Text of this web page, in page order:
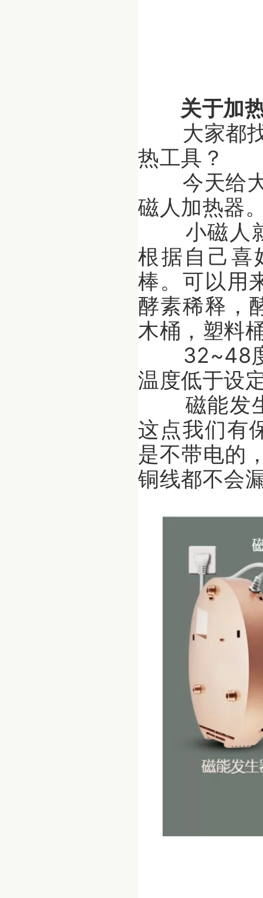
关于加
大家都
热工具？
今天给
磁人加热器
小磁人
根据自己喜
棒。可以用
酵素稀释，
木桶，塑料
32~48
温度低于设
磁能发
这点我们有
是不带电的
铜线都不会